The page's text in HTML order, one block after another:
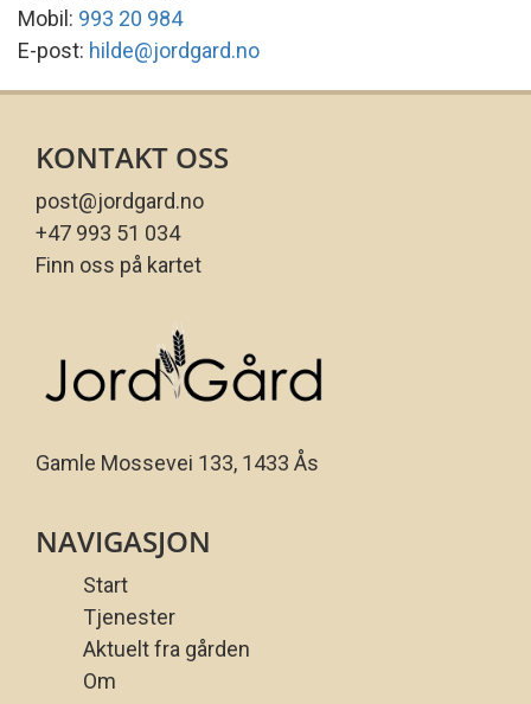
Mobil: 993 20 984
E-post: hilde@jordgard.no
KONTAKT OSS
post@jordgard.no
+47 993 51 034
Finn oss på kartet
Gamle Mossevei 133, 1433 Ås
NAVIGASJON
Start
Tjenester
Aktuelt fra gården
Om